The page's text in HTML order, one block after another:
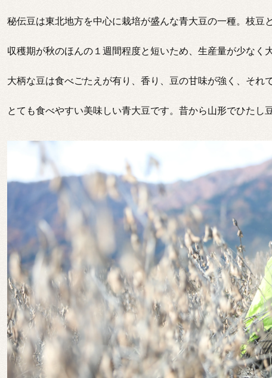
秘伝豆は東北地方を中心に栽培が盛んな青大豆の一種。枝豆
収穫期が秋のほんの１週間程度と短いため、生産量が少なく
大柄な豆は食べごたえが有り、香り、豆の甘味が強く、それ
とても食べやすい美味しい青大豆です。昔から山形でひたし